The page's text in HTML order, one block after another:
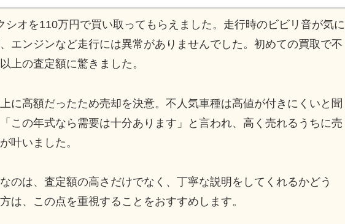
シオを110万円で買い取ってもらえました。走行時のビビリ音が気に
エンジンなど走行には異常がありませんでした。初めての買取で不
上の査定額に驚きました。
に高額だったため売却を決意。不人気車種は高値が付きにくいと聞
この年式なら需要は十分あります」と言われ、高く売れるうちに売
叶いました。
のは、査定額の高さだけでなく、丁寧な説明をしてくれるかどう
は、この点を重視することをおすすめします。